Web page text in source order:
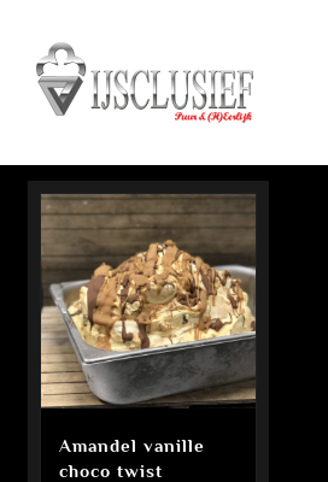
inhoud
Amandel vanille
choco twist